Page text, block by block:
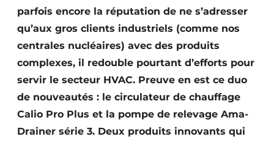
parfois encore la réputation de ne s’adresser
qu’aux gros clients industriels (comme nos
centrales nucléaires) avec des produits
complexes, il redouble pourtant d’efforts pour
servir le secteur HVAC. Preuve en est ce duo
de nouveautés : le circulateur de chauffage
Calio Pro Plus et la pompe de relevage Ama-
Drainer série 3. Deux produits innovants qui